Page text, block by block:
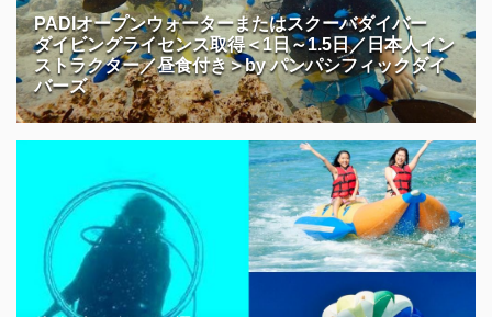
PADIオープンウォーターまたはスクーバダイバー
ダイビングライセンス取得＜1日～1.5日／日本人イン
ストラクター／昼食付き＞by パンパシフィックダイ
バーズ